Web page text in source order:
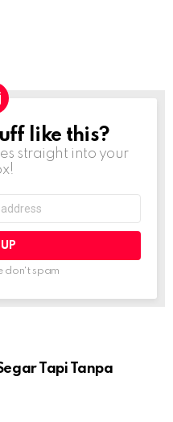
like this?
straight into your
don't spam
Tapi Tanpa